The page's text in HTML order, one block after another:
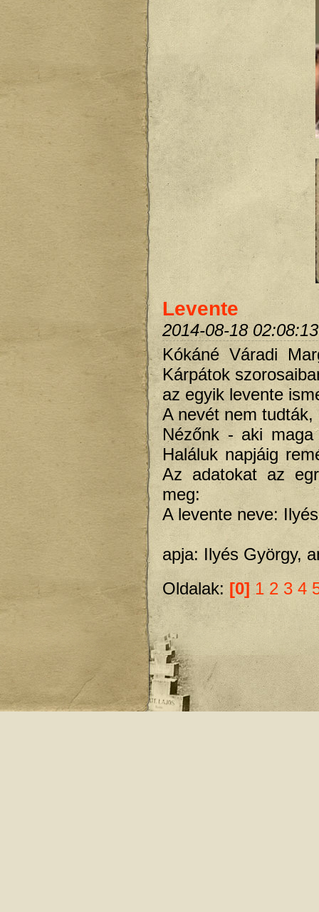
Levente
2014-08-18 02:08:13
Kókáné Váradi
Kárpátok
az egyik levente
A nevét nem
Nézőnk - aki
Haláluk napjáig
Az adatokat az
meg:
A levente neve:
apja: Ilyés György,
Oldalak: [0] 1 2 3 4